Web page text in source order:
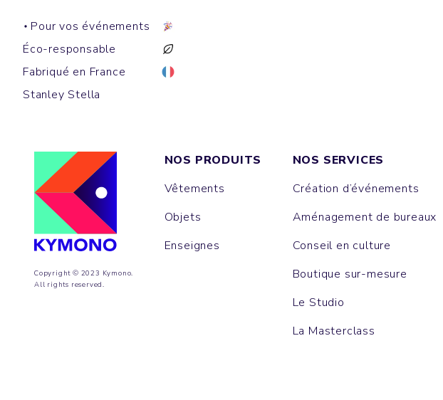
Pour vos événements
Éco-responsable
Fabriqué en France
Stanley Stella
Copyright © 2023 Kymono.
All rights reserved.
NOS PRODUITS
Vêtements
Objets
Enseignes
NOS SERVICES
Création d’événements
Aménagement de bureaux
Conseil en culture
Boutique sur-mesure
Le Studio
La Masterclass